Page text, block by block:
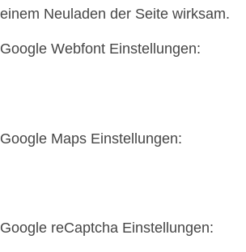
einem Neuladen der Seite wirksam.
Google Webfont Einstellungen:
Google Maps Einstellungen:
Google reCaptcha Einstellungen: